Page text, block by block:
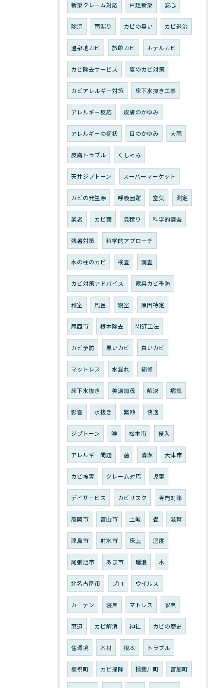
新築クレーム対応 戸建新築 安心
除湿 雨漏り カビの臭い カビ退治
温泉地カビ 旅館カビ ホテルカビ
カビ除去サービス 夏のカビ対策
カビアレルギー対策 床下水抜き工事
アレルギー反応 皮膚のかゆみ
アレルギーの症状 目のかゆみ 大雨
皮膚トラブル くしゃみ
天井ジプトーン スーパーマーケット
カビの発生源 呼吸困難 空気 測定
業者 カビ菌 見積り 科学的調査
残暑対策 科学的アプローチ
木の柱のカビ 検査 調査
カビ対策アドバイス 家具カビ予防
和室 風呂 寝室 原因特定
尾西市 根本除去 MIST工法
カビ予防 黒いカビ 白いカビ
マットレス 水漏れ 補修
床下水抜き 美濃加茂 解決 病気
影響 水抜き 繁殖 快適
ジプトーン 喉 松本市 侵入
アレルギー問題 菌 清潔 大津市
カビ被害 クレーム対応 児童
デイサービス カビリスク 専門対策
高岡市 富山市 土岐 畳 滋賀
津島市 射水市 床上 湿度
尾張旭市 あま市 瑞浪 木
北名古屋市 プロ ウイルス
カーテン 寝具 マトレス 家具
窓辺 カビ解消 神社 カビの歴史
住環境 木材 根本 トラブル
坂祝町 カビ掃除 揖斐川町 富加町